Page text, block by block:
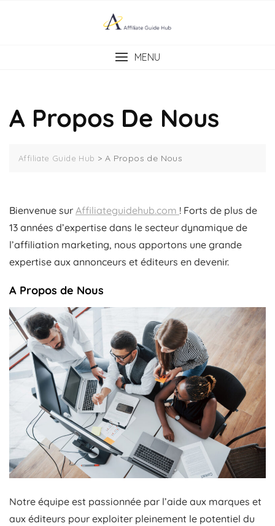
MENU
A Propos De Nous
Affiliate Guide Hub > A Propos de Nous
Bienvenue sur Affiliateguidehub.com ! Forts de plus de
13 années d’expertise dans le secteur dynamique de
l’affiliation marketing, nous apportons une grande
expertise aux annonceurs et éditeurs en devenir.
A Propos de Nous
Notre équipe est passionnée par l’aide aux marques et
aux éditeurs pour exploiter pleinement le potentiel du